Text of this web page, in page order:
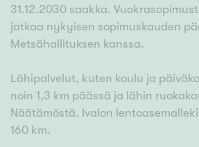
31.12.2030 saakka.
jatkaa nykyisen sopimuskauden
Metsähallituksen kanssa.
Lähipalvelut, kuten koulu ja
noin 1,3 km päässä ja lähin
Näätämöstä. Ivalon
160 km.